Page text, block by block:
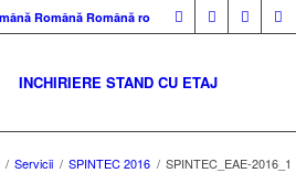
Română Română ro
INCHIRIERE STAND CU ETAJ
/ Servicii / SPINTEC 2016 / SPINTEC_EAE-2016_1